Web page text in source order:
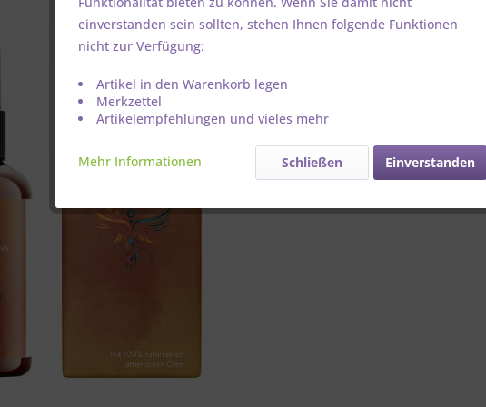
Artikel-Nr.:
einverstanden sein sollten, stehen Ihnen folgende Funktionen
nicht zur Verfügung:
Artikel in den Warenkorb legen
Merkzettel
Artikelempfehlungen und vieles mehr
Mehr Informationen Einverstanden
Schließen